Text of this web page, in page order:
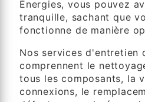
Énergies, vous pouvez
tranquille, sachant que
fonctionne de manière
Nos services d'entretien
comprennent le
tous les composants, la
connexions, le